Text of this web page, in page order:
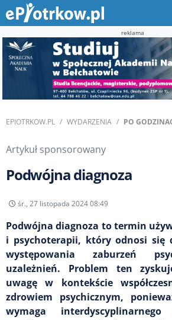
reklama
EPIOTRKOW.PL WYDARZENIA PO
Artykuł sponsorowany
Podwójna diagnoza
śr., 27 listopada 2024 08:49
Podwójna diagnoza to termin
i psychoterapii, który odnosi się
występowania zaburzeń
uzależnień. Problem ten
uwagę w kontekście
zdrowiem psychicznym,
wymaga